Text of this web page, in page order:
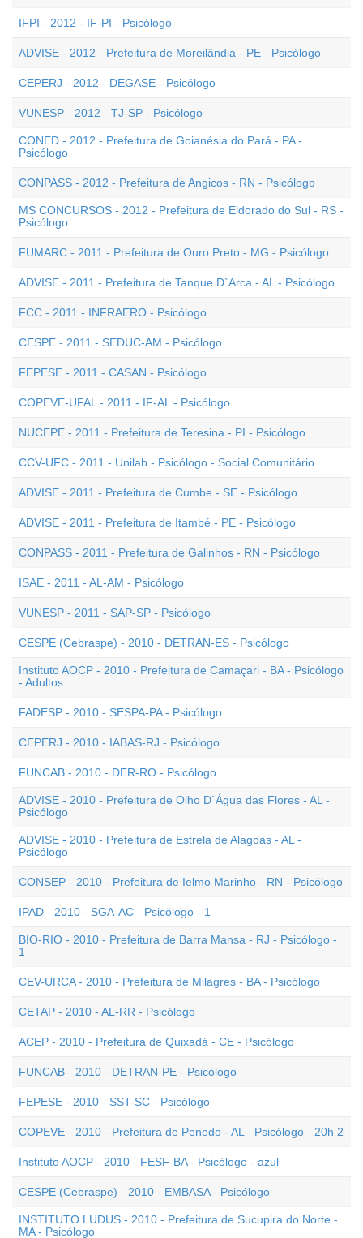
IFPI - 2012 - IF-PI - Psicólogo
ADVISE - 2012 - Prefeitura de Moreilândia - PE - Psicólogo
CEPERJ - 2012 - DEGASE - Psicólogo
VUNESP - 2012 - TJ-SP - Psicólogo
CONED - 2012 - Prefeitura de Goianésia do Pará - PA -
Psicólogo
CONPASS - 2012 - Prefeitura de Angicos - RN - Psicólogo
MS CONCURSOS - 2012 - Prefeitura de Eldorado do Sul - RS -
Psicólogo
FUMARC - 2011 - Prefeitura de Ouro Preto - MG - Psicólogo
ADVISE - 2011 - Prefeitura de Tanque D`Arca - AL - Psicólogo
FCC - 2011 - INFRAERO - Psicólogo
CESPE - 2011 - SEDUC-AM - Psicólogo
FEPESE - 2011 - CASAN - Psicólogo
COPEVE-UFAL - 2011 - IF-AL - Psicólogo
NUCEPE - 2011 - Prefeitura de Teresina - PI - Psicólogo
CCV-UFC - 2011 - Unilab - Psicólogo - Social Comunitário
ADVISE - 2011 - Prefeitura de Cumbe - SE - Psicólogo
ADVISE - 2011 - Prefeitura de Itambé - PE - Psicólogo
CONPASS - 2011 - Prefeitura de Galinhos - RN - Psicólogo
ISAE - 2011 - AL-AM - Psicólogo
VUNESP - 2011 - SAP-SP - Psicólogo
CESPE (Cebraspe) - 2010 - DETRAN-ES - Psicólogo
Instituto AOCP - 2010 - Prefeitura de Camaçari - BA - Psicólogo
- Adultos
FADESP - 2010 - SESPA-PA - Psicólogo
CEPERJ - 2010 - IABAS-RJ - Psicólogo
FUNCAB - 2010 - DER-RO - Psicólogo
ADVISE - 2010 - Prefeitura de Olho D`Água das Flores - AL -
Psicólogo
ADVISE - 2010 - Prefeitura de Estrela de Alagoas - AL -
Psicólogo
CONSEP - 2010 - Prefeitura de Ielmo Marinho - RN - Psicólogo
IPAD - 2010 - SGA-AC - Psicólogo - 1
BIO-RIO - 2010 - Prefeitura de Barra Mansa - RJ - Psicólogo -
1
CEV-URCA - 2010 - Prefeitura de Milagres - BA - Psicólogo
CETAP - 2010 - AL-RR - Psicólogo
ACEP - 2010 - Prefeitura de Quixadá - CE - Psicólogo
FUNCAB - 2010 - DETRAN-PE - Psicólogo
FEPESE - 2010 - SST-SC - Psicólogo
COPEVE - 2010 - Prefeitura de Penedo - AL - Psicólogo - 20h 2
Instituto AOCP - 2010 - FESF-BA - Psicólogo - azul
CESPE (Cebraspe) - 2010 - EMBASA - Psicólogo
INSTITUTO LUDUS - 2010 - Prefeitura de Sucupira do Norte -
MA - Psicólogo